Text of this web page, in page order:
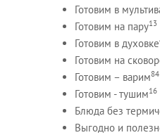
Готовим в
Готовим на пару13
Готовим в духовке
Готовим на
Готовим – варим84
Готовим - тушим16
Блюда без
Выгодно и